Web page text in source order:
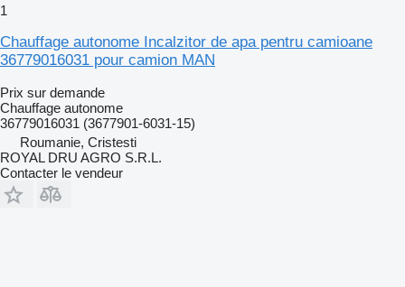
1
Chauffage autonome Incalzitor de apa pentru camioane
36779016031 pour camion MAN
Prix sur demande
Chauffage autonome
36779016031 (3677901-6031-15)
Roumanie, Cristesti
ROYAL DRU AGRO S.R.L.
Contacter le vendeur